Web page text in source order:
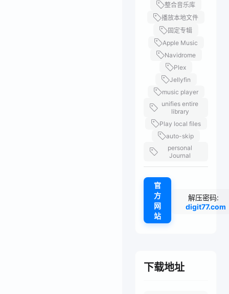
整合音乐库
播放本地文件
固定专辑
Apple Music
Navidrome
Plex
Jellyfin
music player
unifies entire
library
Play local files
auto-skip
personal
Journal
官
方
网
站
解压密码:
digit77.com
下载地址